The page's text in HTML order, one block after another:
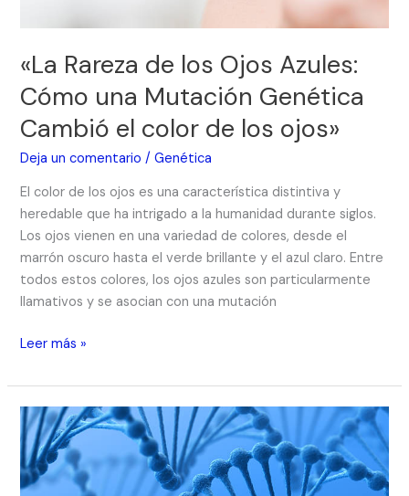
«La Rareza de los Ojos Azules:
Cómo una Mutación Genética
Cambió el color de los ojos»
Deja un comentario /Genética
El color de los ojos es una característica distintiva y
heredable que ha intrigado a la humanidad durante siglos.
Los ojos vienen en una variedad de colores, desde el
marrón oscuro hasta el verde brillante y el azul claro. Entre
todos estos colores, los ojos azules son particularmente
llamativos y se asocian con una mutación
color
de
los
ojos»
Leer más »
«El
Secreto
de
la